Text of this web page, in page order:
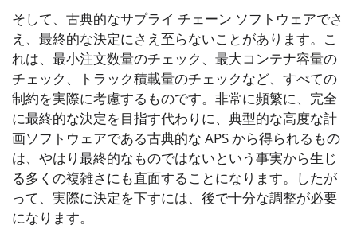
そして、古典的なサプライ チェーン ソフトウェアでさ
え、最終的な決定にさえ至らないことがあります。こ
れは、最小注文数量のチェック、最大コンテナ容量の
チェック、トラック積載量のチェックなど、すべての
制約を実際に考慮するものです。非常に頻繁に、完全
に最終的な決定を目指す代わりに、典型的な高度な計
画ソフトウェアである古典的な APS から得られるもの
は、やはり最終的なものではないという事実から生じ
る多くの複雑さにも直面することになります。したが
って、実際に決定を下すには、後で十分な調整が必要
になります。